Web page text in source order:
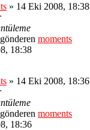
» 14 Eki 2008, 18:38
gönderen moments
18:38
» 14 Eki 2008, 18:36
gönderen moments
18:36